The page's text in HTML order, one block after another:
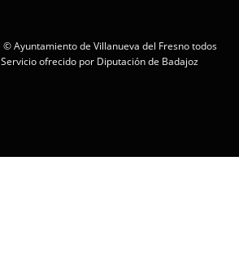
© Ayuntamiento de Villanueva del Fresno todos
Servicio ofrecido por Diputación de Badajoz